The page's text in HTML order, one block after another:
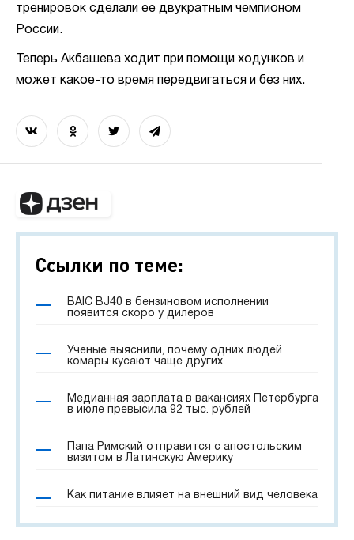
тренировок сделали ее двукратным чемпионом
России.
Теперь Акбашева ходит при помощи ходунков и
может какое-то время передвигаться и без них.
Ссылки по теме:
BAIC BJ40 в бензиновом исполнении
появится скоро у дилеров
Ученые выяснили, почему одних людей
комары кусают чаще других
Медианная зарплата в вакансиях Петербурга
в июле превысила 92 тыс. рублей
Папа Римский отправится с апостольским
визитом в Латинскую Америку
Как питание влияет на внешний вид человека